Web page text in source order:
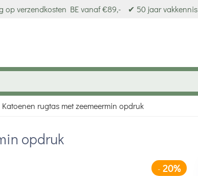
op verzendkosten BE vanaf €89,- ✔ 50 jaar vakkennis
Katoenen rugtas met zeemeermin opdruk
opdruk